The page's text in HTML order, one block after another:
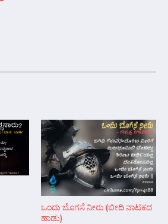
ಒಂದು ಬೊಗಸೆ ನೀರು (ಬೀದಿ ನಾಟಕದ
ಹಾಡು)